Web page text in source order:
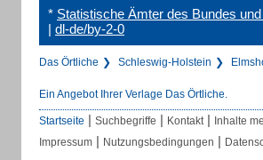
* Statistische Ämter des Bundes
| dl-de/by-2-0
Das Örtliche Schleswig-Holstein
Ein Angebot Ihrer Verlage Das Örtliche.
Startseite | Suchbegriffe | Kontakt | Inhalte
Impressum | Nutzungsbedingungen |